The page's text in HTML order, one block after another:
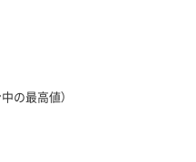
の最高値）